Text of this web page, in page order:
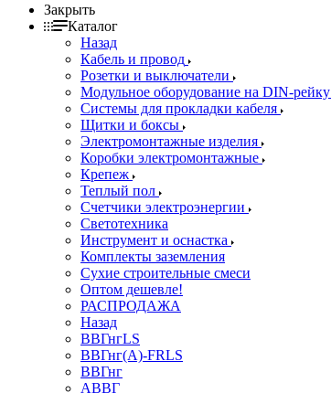
Закрыть
Каталог
Назад
Кабель и провод
Розетки и выключатели
Модульное оборудование на DIN-рейку
Системы для прокладки кабеля
Щитки и боксы
Электромонтажные изделия
Коробки электромонтажные
Крепеж
Теплый пол
Счетчики электроэнергии
Светотехника
Инструмент и оснастка
Комплекты заземления
Сухие строительные смеси
Оптом дешевле!
РАСПРОДАЖА
Назад
ВВГнгLS
ВВГнг(А)-FRLS
ВВГнг
АВВГ